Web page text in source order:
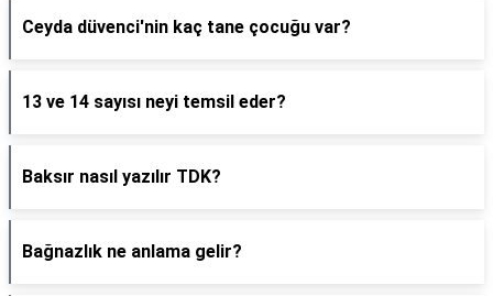
Ceyda düvenci'nin kaç tane çocuğu var?
13 ve 14 sayısı neyi temsil eder?
Baksır nasıl yazılır TDK?
Bağnazlık ne anlama gelir?